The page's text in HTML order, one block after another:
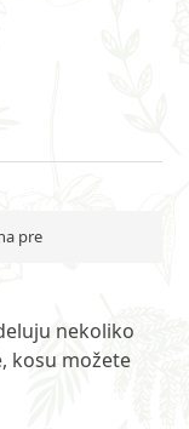
pre
nekoliko
kosu možete